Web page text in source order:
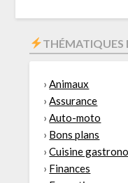
THÉMATIQUES
›Animaux
›Assurance
›Auto-moto
› Bons plans
›Cuisine
› Finances